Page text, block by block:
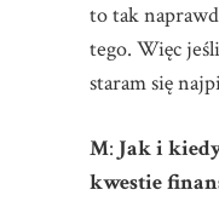
to tak
tego. Więc
staram się
M: Jak i
kwestie